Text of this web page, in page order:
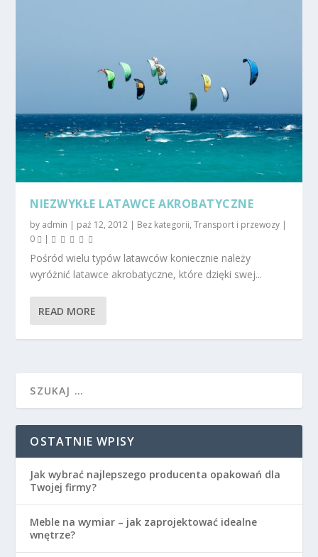
NIEZWYKŁE LATAWCE AKROBATYCZNE
by admin | paź 12, 2012 | Bez kategorii,Transport i przewozy |
0
|
Pośród wielu typów latawców koniecznie należy
wyróżnić latawce akrobatyczne, które dzięki swej...
READ MORE
OSTATNIE WPISY
Jak wybrać najlepszego producenta opakowań dla
Twojej firmy?
Meble na wymiar – jak zaprojektować idealne
wnętrze?